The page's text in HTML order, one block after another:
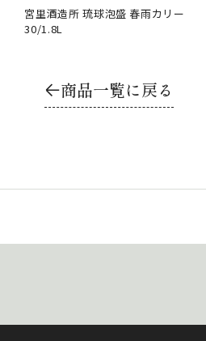
宮里酒造所 琉球泡盛 春雨カリー
30/1.8L
商品一覧に戻る